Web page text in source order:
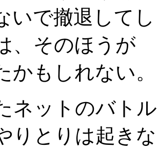
いで撤退して
、そのほうが
かもしれない。
ネットのバト
りとりは起き